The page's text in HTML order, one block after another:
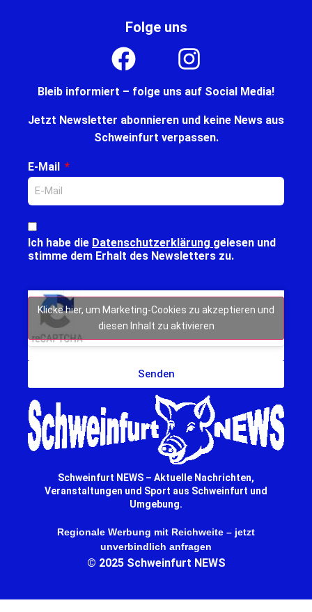
Schweinfurt NEWS – Aktuelle Nachrichten,
Veranstaltungen und Sport aus Schweinfurt und
Umgebung.
Regionale Werbung mit Reichweite – jetzt
unverbindlich anfragen
© 2025 Schweinfurt NEWS
Folge uns
Bleib informiert – folge uns auf Social Media!
Jetzt Newsletter abonnieren und keine News aus
Schweinfurt verpassen.
E-Mail
Ich habe die Datenschutzerklärung gelesen und
stimme dem Erhalt des Newsletters zu.
Klicke hier, um Marketing-Cookies zu akzeptieren und
diesen Inhalt zu aktivieren
Senden